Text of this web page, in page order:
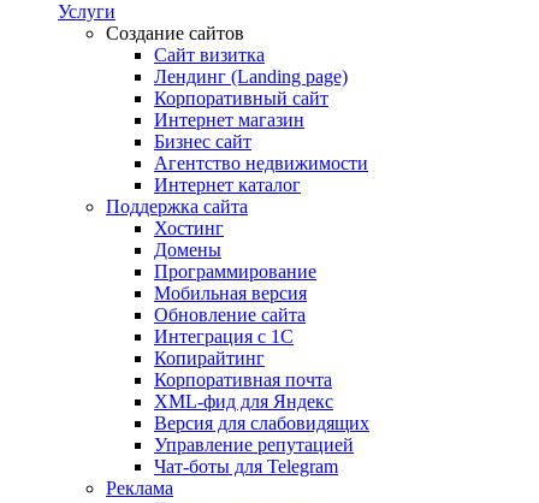
Услуги
Создание сайтов
Сайт визитка
Лендинг (Landing page)
Корпоративный сайт
Интернет магазин
Бизнес сайт
Агентство недвижимости
Интернет каталог
Поддержка сайта
Хостинг
Домены
Программирование
Мобильная версия
Обновление сайта
Интеграция с 1С
Копирайтинг
Корпоративная почта
XML-фид для Яндекс
Версия для слабовидящих
Управление репутацией
Чат-боты для Telegram
Реклама